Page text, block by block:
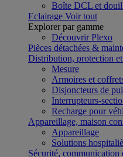
Boîte DCL et
Eclairage Voir tout
Explorer par gamme
Découvrir Plexo
Pièces détachées &
Distribution, protection
Mesure
Armoires et
Disjoncteurs de
Interrupteurs-
Recharge pour
Appareillage, maison
Appareillage
Solutions
Sécurité, communication